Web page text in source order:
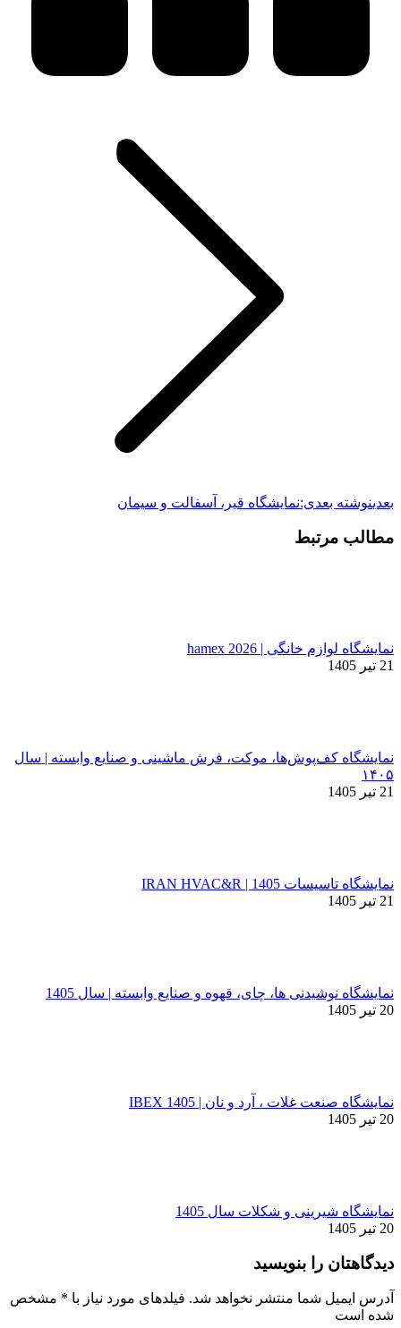
بعدینوشته بعدی:نمایشگاه قیر، آسفالت و سیمان
مطالب مرتبط
نمایشگاه لوازم خانگی | hamex 2026
21 تیر 1405
نمایشگاه کف‌پوش‌ها، موکت، فرش ماشینی و صنایع وابسته | سال
۱۴۰۵
21 تیر 1405
نمایشگاه تاسیسات 1405 | IRAN HVAC&R
21 تیر 1405
نمایشگاه نوشیدنی ها، چای، قهوه و صنایع وابسته | سال 1405
20 تیر 1405
نمایشگاه صنعت غلات ، آرد و نان | IBEX 1405
20 تیر 1405
نمایشگاه شیرینی و شکلات سال 1405
20 تیر 1405
دیدگاهتان را بنویسید
آدرس ایمیل شما منتشر نخواهد شد. فیلدهای مورد نیاز با * مشخص
شده است